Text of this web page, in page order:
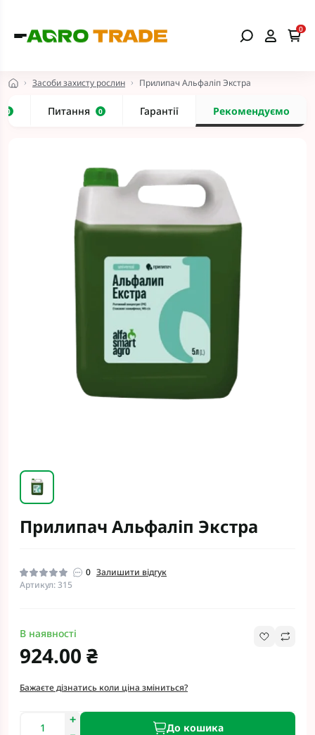
0
Засоби захисту рослин Прилипач Альфаліп Экстра
0 Питання 0 Гарантії Рекомендуємо
Прилипач Альфаліп Экстра
0 Залишити відгук
Артикул: 315
В наявності
924.00 ₴
Бажаєте дізнатись коли ціна зміниться?
До кошика